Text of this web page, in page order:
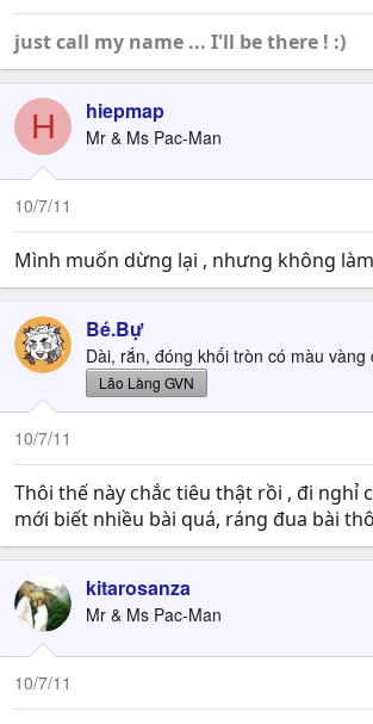
just call my name ... I'll be there ! :)
H hiepmap
Mr & Ms Pac-Man
10/7/11
Mình muốn dừng lại , nhưng không làm
Bé.Bự
Dài, rắn, đóng khối tròn có màu
Lão Làng GVN
10/7/11
Thôi thế này chắc tiêu thật rồi , đi nghỉ
mới biết nhiều bài quá, ráng đua bài
kitarosanza
Mr & Ms Pac-Man
10/7/11